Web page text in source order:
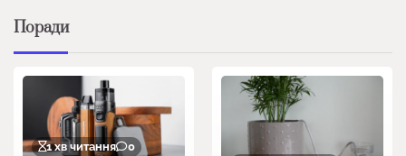
Поради
1 хв читання 0